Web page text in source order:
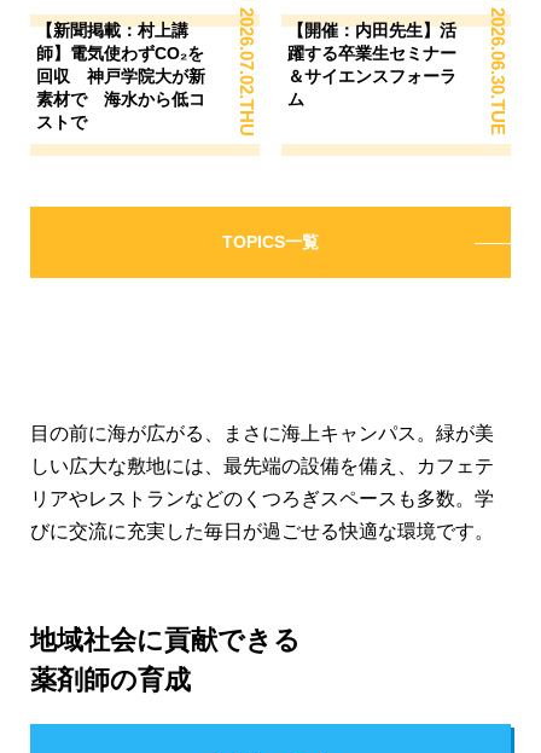
2026.07.02.THU
【新聞掲載：村上講
師】電気使わずCO₂を
回収 神戸学院大が新
素材で 海水から低コ
ストで
2026.06.30.TUE
【開催：内田先生】活
躍する卒業生セミナー
＆サイエンスフォーラ
ム
TOPICS一覧
目の前に海が広がる、まさに海上キャンパス。緑が美
しい広大な敷地には、最先端の設備を備え、カフェテ
リアやレストランなどのくつろぎスペースも多数。学
びに交流に充実した毎日が過ごせる快適な環境です。
地域社会に貢献できる
薬剤師の育成